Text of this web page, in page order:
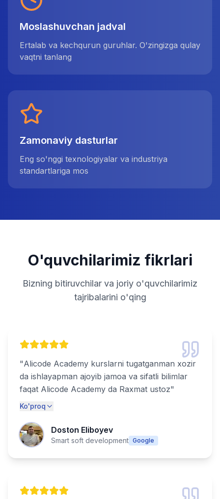
Moslashuvchan jadval
Ertalab va kechqurun guruhlar. O'zingizga qulay
vaqtni tanlang
Zamonaviy dasturlar
Eng so'nggi texnologiyalar va industriya
standartlariga mos
O'quvchilarimiz fikrlari
Bizning bitiruvchilar va joriy o'quvchilarimiz
tajribalarini o'qing
"Alicode Academy kurslarni tugatganman xozir
da ishlayapman ajoyib jamoa va sifatli bilimlar
faqat Alicode Academy da Raxmat ustoz"
Ko'proq
Doston Eliboyev
Smart soft development Google